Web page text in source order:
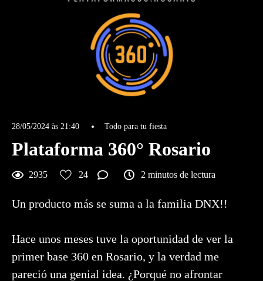
28/05/2024 às 21:40 Todo para tu fiesta
Plataforma 360° Rosario
2935 24 2 minutos de lectura
Un producto más se suma a la familia DNX!!
Hace unos meses tuve la oportunidad de ver la
primer base 360 en Rosario, y la verdad me
pareció una genial idea. ¿Porqué no afrontar